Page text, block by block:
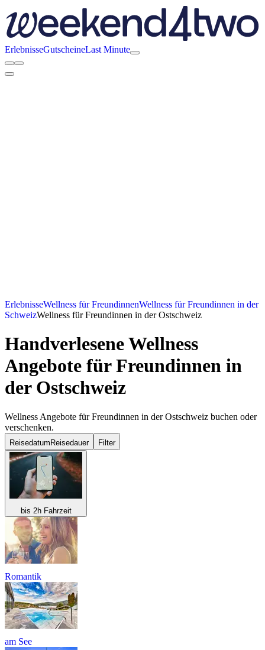
ErlebnisseGutscheineLast Minute
ErlebnisseWellness für FreundinnenWellness für Freundinnen in der
SchweizWellness für Freundinnen in der Ostschweiz
Handverlesene Wellness
Angebote für Freundinnen in
der Ostschweiz
Wellness Angebote für Freundinnen in der Ostschweiz buchen oder
verschenken.
Reisedatum Reisedauer Filter
bis 2h Fahrzeit
Romantik
am See